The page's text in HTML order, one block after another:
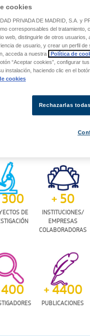
de Periodoncia e
Klockner–UAX–FUAX
los Premios al Mejor
300
DE
+ 50
INSTITUCIONES/
EMPRESAS
COLABORADORAS
400 + 4400
PUBLICACIONES
cookies
PRIVADA DE MADRID, S.A. y
corresponsables del
web, distinguirle de otros
de usuario, y crear un perfil
acceda a nuestra
Política de
“Aceptar cookies”, configurar
instalación, haciendo clic en el
cookies
Rechazarlas